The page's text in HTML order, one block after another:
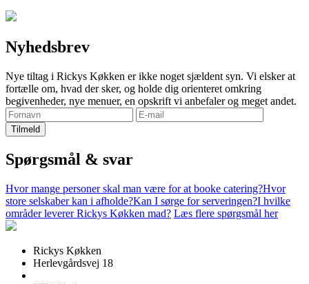
Nyhedsbrev
Nye tiltag i Rickys Køkken er ikke noget sjældent syn. Vi elsker at
fortælle om, hvad der sker, og holde dig orienteret omkring
begivenheder, nye menuer, en opskrift vi anbefaler og meget andet.
Spørgsmål & svar
Hvor mange personer skal man være for at booke catering?Hvor
store selskaber kan i afholde?Kan I sørge for serveringen?I hvilke
områder leverer Rickys Køkken mad? Læs flere spørgsmål her
Rickys Køkken
Herlevgårdsvej 18